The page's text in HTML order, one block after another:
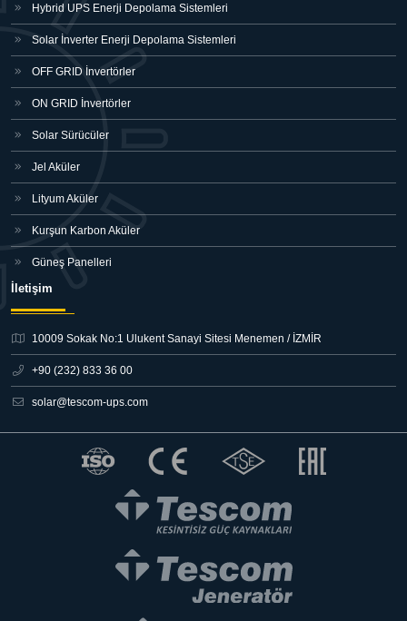
Hybrid UPS Enerji Depolama Sistemleri
Solar İnverter Enerji Depolama Sistemleri
OFF GRID İnvertörler
ON GRID İnvertörler
Solar Sürücüler
Jel Aküler
Lityum Aküler
Kurşun Karbon Aküler
Güneş Panelleri
İletişim
10009 Sokak No:1 Ulukent Sanayi Sitesi Menemen / İZMİR
+90 (232) 833 36 00
solar@tescom-ups.com